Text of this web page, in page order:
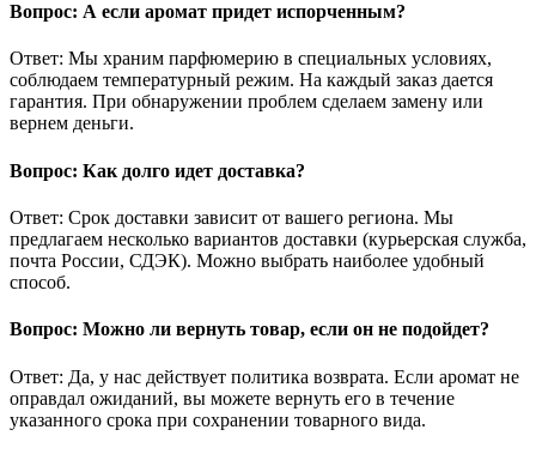
Вопрос: А если аромат придет испорченным?
Ответ: Мы храним парфюмерию в специальных условиях,
соблюдаем температурный режим. На каждый заказ дается
гарантия. При обнаружении проблем сделаем замену или
вернем деньги.
Вопрос: Как долго идет доставка?
Ответ: Срок доставки зависит от вашего региона. Мы
предлагаем несколько вариантов доставки (курьерская служба,
почта России, СДЭК). Можно выбрать наиболее удобный
способ.
Вопрос: Можно ли вернуть товар, если он не подойдет?
Ответ: Да, у нас действует политика возврата. Если аромат не
оправдал ожиданий, вы можете вернуть его в течение
указанного срока при сохранении товарного вида.